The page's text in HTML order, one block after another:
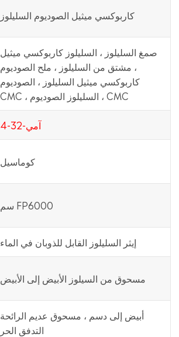
كاربوكسي ميثيل الصوديوم السليلوز
صمغ السليلوز ، السليلوز كاربوكسي ميثيل
، مشتق من السليلوز ، ملح الصوديوم
كاربوكسي ميثيل السليلوز ، الصوديوم
CMC ، السليلوز الصوديوم ، CMC
آمي-32-4
كوماسيل
سم FP6000
إيثر السليلوز القابل للذوبان في الماء
مسحوق من السيلوز الأبيض إلى الأبيض
أبيض إلى دسم ، مسحوق عديم الرائحة
التدفق الحر